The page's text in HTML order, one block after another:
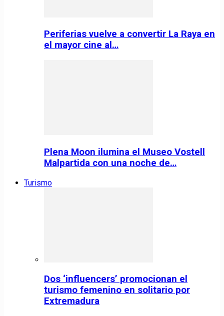
Periferias vuelve a convertir La Raya en
el mayor cine al…
Plena Moon ilumina el Museo Vostell
Malpartida con una noche de…
Turismo
Dos ‘influencers’ promocionan el
turismo femenino en solitario por
Extremadura